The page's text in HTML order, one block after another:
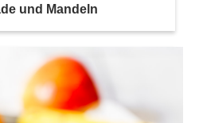
und Mandeln